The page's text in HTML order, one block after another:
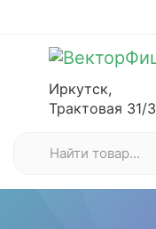
Иркутск,
Трактовая 31/3